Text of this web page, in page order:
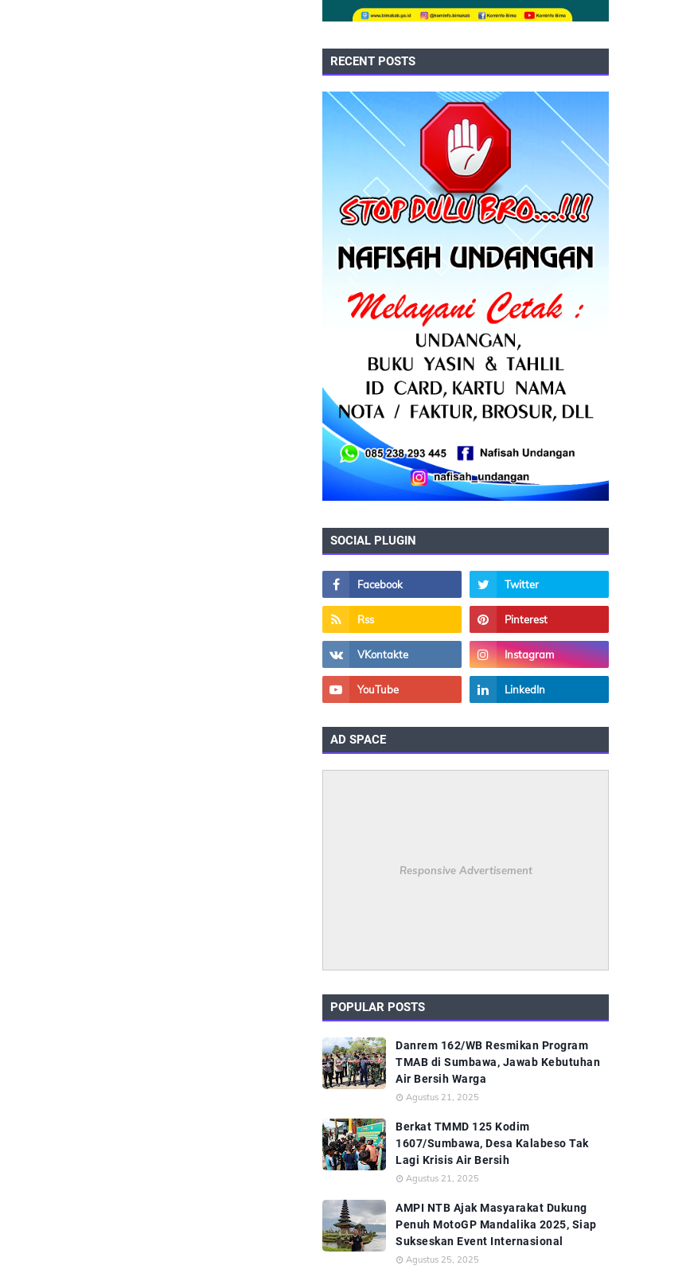
RECENT POSTS
SOCIAL PLUGIN
AD SPACE
Responsive Advertisement
POPULAR POSTS
Danrem 162/WB Resmikan Program
TMAB di Sumbawa, Jawab Kebutuhan
Air Bersih Warga
Agustus 21, 2025
Berkat TMMD 125 Kodim
1607/Sumbawa, Desa Kalabeso Tak
Lagi Krisis Air Bersih
Agustus 21, 2025
AMPI NTB Ajak Masyarakat Dukung
Penuh MotoGP Mandalika 2025, Siap
Sukseskan Event Internasional
Agustus 25, 2025